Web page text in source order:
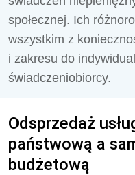
społecznej. Ich
wszystkim z
i zakresu do
świadczeniobiorcy.
Odsprzedaż
państwową a
budżetową